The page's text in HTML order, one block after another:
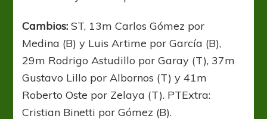
Cambios: ST, 13m Carlos Gómez por
Medina (B) y Luis Artime por García (B),
29m Rodrigo Astudillo por Garay (T), 37m
Gustavo Lillo por Albornos (T) y 41m
Roberto Oste por Zelaya (T). PTExtra:
Cristian Binetti por Gómez (B).